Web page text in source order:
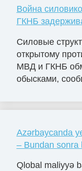
Война
ГКНБ
Силовые
открытому
МВД и ГКНБ
обысками,
Azərbaycanda
– Bundan sonra
Qlobal maliyyə